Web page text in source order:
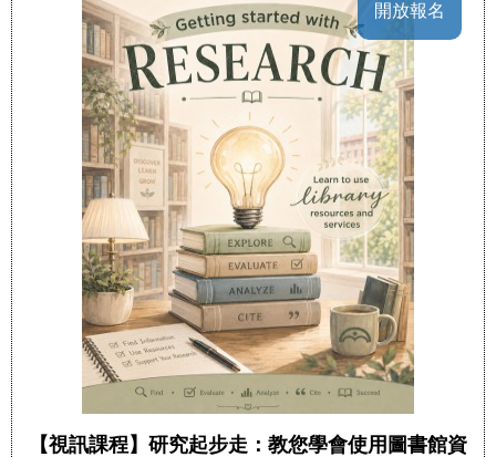
開放報名
【視訊課程】研究起步走：教您學會使用圖書館資